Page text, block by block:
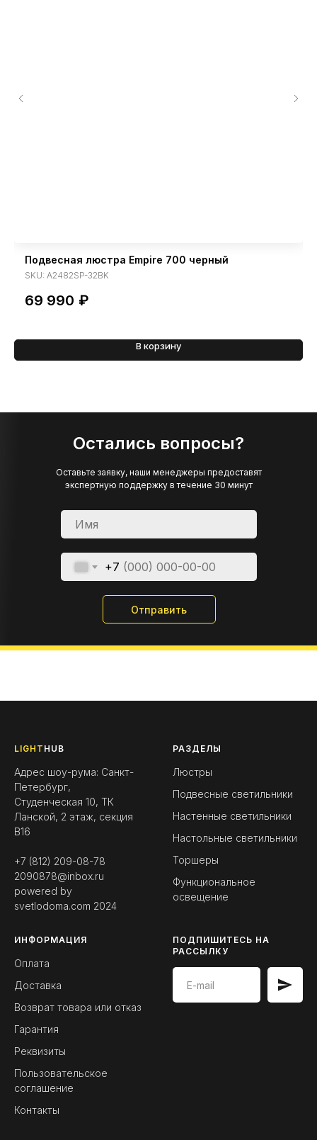
Подвесная люстра Empire 700 черный
SKU: A2482SP-32BK
69 990 ₽
В корзину
Остались вопросы?
+7
Отправить
Оставьте заявку, наши менеджеры предоставят
экспертную поддержку в течение 30 минут
LIGHT HUB
Адрес шоу-рума: Санкт-
Петербург,
Студенческая 10, ТК
Ланской, 2 этаж, секция
B16
+7 (812) 209-08-78
2090878@inbox.ru
powered by
svetlodoma.com 2024
РАЗДЕЛЫ
Люстры
Подвесные светильники
Настенные светильники
Настольные светильники
Торшеры
Функциональное
освещение
ИНФОРМАЦИЯ
Оплата
Доставка
Возврат товара или отказ
Гарантия
Реквизиты
Пользовательское
соглашение
Контакты
ПОДПИШИТЕСЬ НА
РАССЫЛКУ